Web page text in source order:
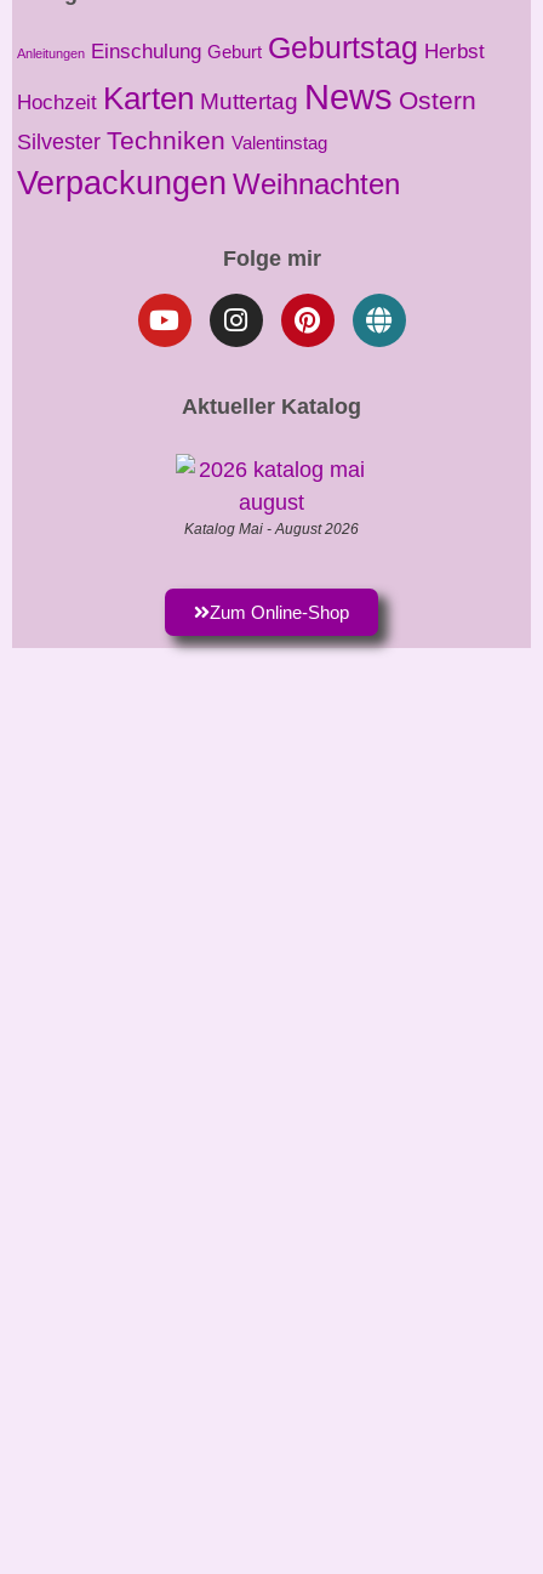
Anleitungen Einschulung Geburt Geburtstag Herbst
Hochzeit Karten Muttertag News Ostern
Silvester Techniken Valentinstag
Verpackungen Weihnachten
Folge mir
Aktueller Katalog
Katalog Mai - August 2026
Zum Online-Shop